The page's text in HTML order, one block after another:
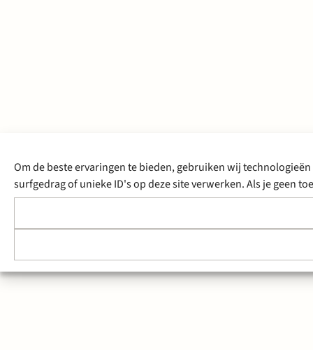
Om de beste ervaringen te bieden, gebruiken wij
surfgedrag of unieke ID's op deze site verwerken. Als je geen